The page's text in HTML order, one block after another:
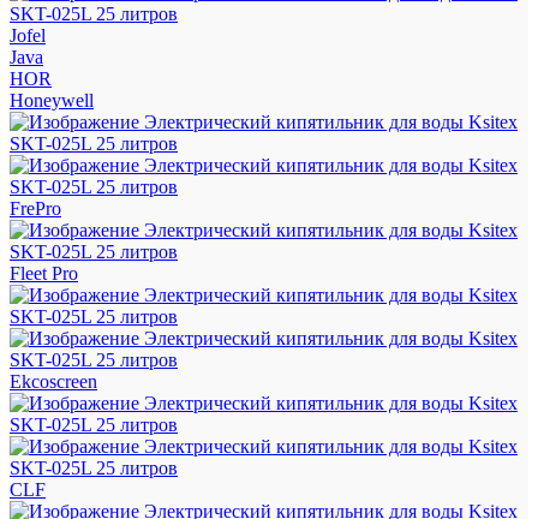
Jofel
Java
HOR
Honeywell
FrePro
Fleet Pro
Ekcoscreen
CLF